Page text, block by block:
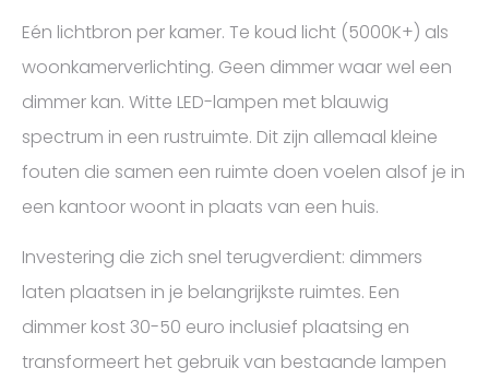
Eén lichtbron per kamer. Te koud licht (5000K+) als
woonkamerverlichting. Geen dimmer waar wel een
dimmer kan. Witte LED-lampen met blauwig
spectrum in een rustruimte. Dit zijn allemaal kleine
fouten die samen een ruimte doen voelen alsof je in
een kantoor woont in plaats van een huis.
Investering die zich snel terugverdient: dimmers
laten plaatsen in je belangrijkste ruimtes. Een
dimmer kost 30-50 euro inclusief plaatsing en
transformeert het gebruik van bestaande lampen